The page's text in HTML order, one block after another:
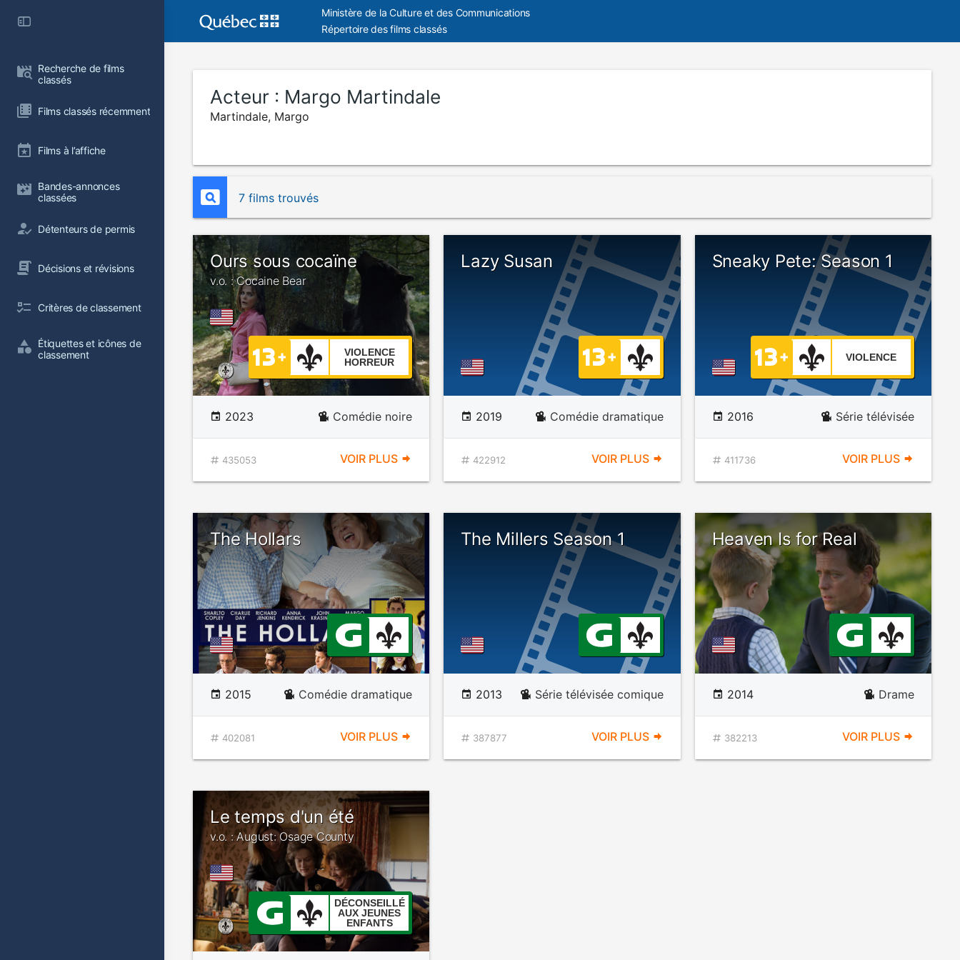
Recherche de films
classés
Films classés récemment
Films à l’affiche
Bandes-annonces
classées
Détenteurs de permis
Décisions et révisions
Critères de classement
Étiquettes et icônes de
classement
Ministère de la Culture et des Communications
Répertoire des films classés
Acteur : Margo Martindale
Martindale, Margo
7 films trouvés
Ours sous cocaïne
v.o. : Cocaine Bear
VIOLENCE
HORREUR
2023 Comédie noire
435053 VOIR PLUS
Lazy Susan
2019 Comédie dramatique
422912 VOIR PLUS
Sneaky Pete: Season 1
VIOLENCE
2016 Série télévisée
411736 VOIR PLUS
The Hollars
2015 Comédie dramatique
402081 VOIR PLUS
The Millers Season 1
2013 Série télévisée comique
387877 VOIR PLUS
Heaven Is for Real
2014 Drame
382213 VOIR PLUS
Le temps d'un été
v.o. : August: Osage County
DÉCONSEILLÉ
AUX JEUNES
ENFANTS